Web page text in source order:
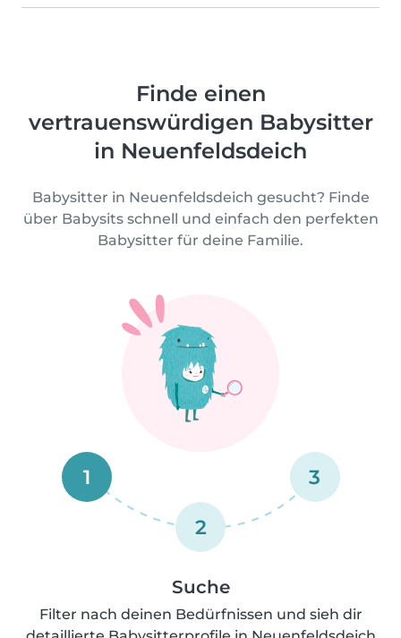
Finde einen
vertrauenswürdigen Babysitter
in Neuenfeldsdeich
Babysitter in Neuenfeldsdeich gesucht? Finde
über Babysits schnell und einfach den perfekten
Babysitter für deine Familie.
1
2
3
Suche
Filter nach deinen Bedürfnissen und sieh dir